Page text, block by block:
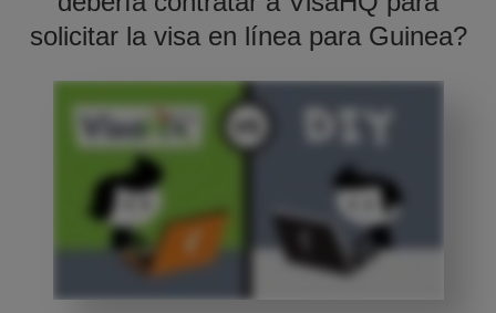
solicitar la visa en línea para Guinea?